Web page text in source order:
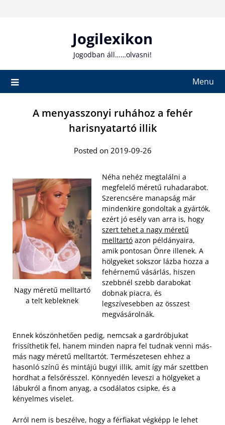
Jogilexikon
Jogodban áll……olvasni!
Menu
A menyasszonyi ruhához a fehér
harisnyatartó illik
Posted on 2019-09-26
Nagy méretű melltartó
a telt kebleknek
Néha nehéz megtalálni a
megfelelő méretű ruhadarabot.
Szerencsére manapság már
mindenkire gondoltak a gyártók,
ezért jó esély van arra is, hogy
szert tehet a nagy méretű
melltartó azon példányaira,
amik pontosan Önre illenek. A
hölgyeket sokszor lázba hozza a
fehérnemű vásárlás, hiszen
szebbnél szebb darabokat
dobnak piacra, és
legszívesebben az összest
megvásárolnák.
Ennek köszönhetően pedig, nemcsak a gardróbjukat
frissíthetik fel, hanem minden napra fel tudnak venni más-
más nagy méretű melltartót. Természetesen ehhez a
hasonló színű és mintájú bugyi illik, amit így már szettben
hordhat a felsőrésszel. Könnyedén leveszi a hölgyeket a
lábukról a finom anyag, a csodálatos csipke, és a
kényelmes viselet.
Arról nem is beszélve, hogy a férfiakat végképp le lehet